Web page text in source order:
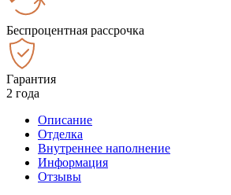
Беспроцентная рассрочка
Гарантия
2 года
Описание
Отделка
Внутреннее наполнение
Информация
Отзывы